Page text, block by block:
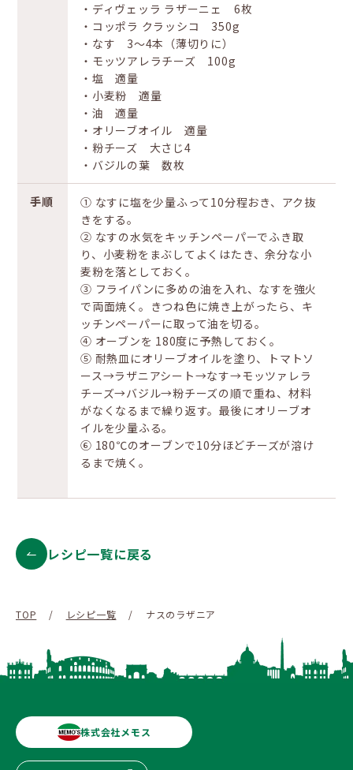
・ディヴェッラ ラザーニェ 6枚
・コッポラ クラッシコ 350g
・なす 3～4本（薄切りに）
・モッツアレラチーズ 100g
・塩 適量
・小麦粉 適量
・油 適量
・オリーブオイル 適量
・粉チーズ 大さじ4
・バジルの葉 数枚
手順
① なすに塩を少量ふって10分程おき、アク抜
きをする。
② なすの水気をキッチンペーパーでふき取
り、小麦粉をまぶしてよくはたき、余分な小
麦粉を落としておく。
③ フライパンに多めの油を入れ、なすを強火
で両面焼く。きつね色に焼き上がったら、キ
ッチンペーパーに取って油を切る。
④ オーブンを 180度に予熱しておく。
⑤ 耐熱皿にオリーブオイルを塗り、トマトソ
ース→ラザニアシート→なす→モッツァレラ
チーズ→バジル→粉チーズの順で重ね、材料
がなくなるまで繰り返す。最後にオリーブオ
イルを少量ふる。
⑥ 180℃のオーブンで10分ほどチーズが溶け
るまで焼く。
レシピ一覧に戻る
TOP / レシピ一覧 / ナスのラザニア
株式会社メモス